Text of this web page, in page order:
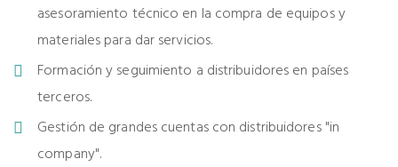
asesoramiento técnico en la compra de equipos y
materiales para dar servicios.
Formación y seguimiento a distribuidores en países
terceros.
Gestión de grandes cuentas con distribuidores "in
company".